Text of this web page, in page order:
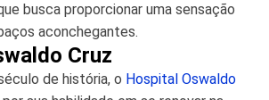
busca proporcionar uma sensação
aconchegantes.
Cruz
de história, o Hospital Oswaldo